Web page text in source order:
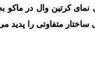
نمای کرتین وال در
ساختار متفاوتی را پدید